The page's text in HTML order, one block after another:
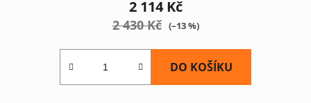
2 114 Kč
2 430 Kč (–13 %)
DO KOŠÍKU